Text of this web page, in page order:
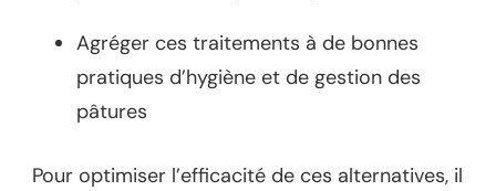
Agréger ces traitements à de bonnes
pratiques d’hygiène et de gestion des
pâtures
Pour optimiser l’efficacité de ces alternatives, il